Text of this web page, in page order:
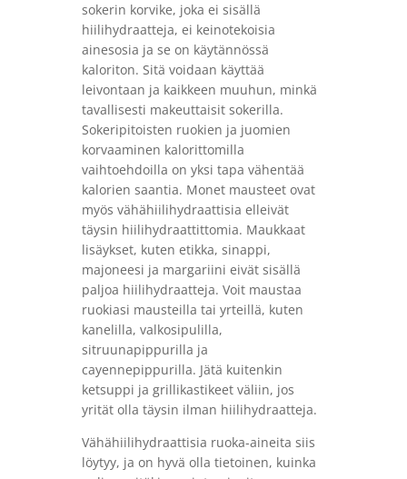
sokerin korvike, joka ei sisällä
hiilihydraatteja, ei keinotekoisia
ainesosia ja se on käytännössä
kaloriton. Sitä voidaan käyttää
leivontaan ja kaikkeen muuhun, minkä
tavallisesti makeuttaisit sokerilla.
Sokeripitoisten ruokien ja juomien
korvaaminen kalorittomilla
vaihtoehdoilla on yksi tapa vähentää
kalorien saantia. Monet mausteet ovat
myös vähähiilihydraattisia elleivät
täysin hiilihydraattittomia. Maukkaat
lisäykset, kuten etikka, sinappi,
majoneesi ja margariini eivät sisällä
paljoa hiilihydraatteja. Voit maustaa
ruokiasi mausteilla tai yrteillä, kuten
kanelilla, valkosipulilla,
sitruunapippurilla ja
cayennepippurilla. Jätä kuitenkin
ketsuppi ja grillikastikeet väliin, jos
yrität olla täysin ilman hiilihydraatteja.
Vähähiilihydraattisia ruoka-aineita siis
löytyy, ja on hyvä olla tietoinen, kuinka